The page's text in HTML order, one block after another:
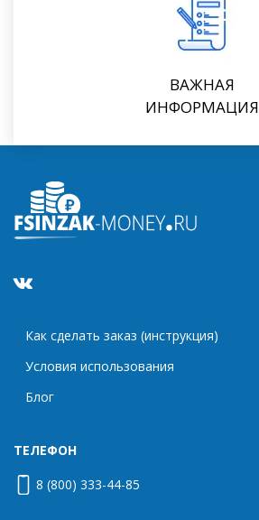
ВАЖНАЯ
ИНФОРМАЦИЯ
Как сделать заказ (инструкция)
Условия использования
Блог
ТЕЛЕФОН
8 (800) 333-44-85